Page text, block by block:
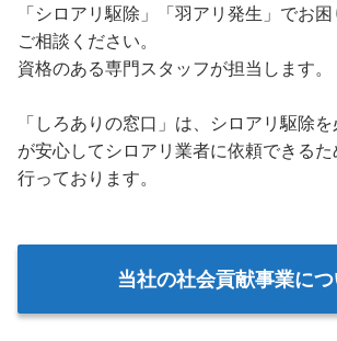
「シロアリ駆除」「羽アリ発生」でお
ご相談ください。
資格のある専門スタッフが担当します。
「しろありの窓口」は、シロアリ駆除
が安心してシロアリ業者に依頼できる
行っております。
当社の社会貢献事業に